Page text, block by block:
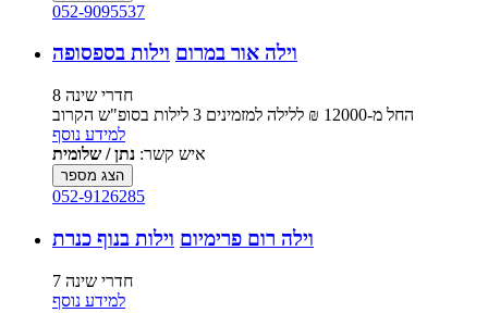
052-9095537
וילה אור במרום וילות בספסופה
8 חדרי שינה
החל מ-‏12000 ₪ ללילה למזמינים 3 לילות בסופ"ש הקרוב
למידע נוסף
איש קשר: נתן / שלומית
הצג מספר
052-9126285
וילה רום פרימיום וילות בנוף כנרת
7 חדרי שינה
למידע נוסף